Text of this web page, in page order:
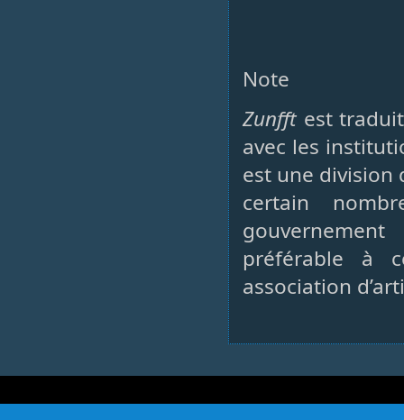
Note
Zunfft est
avec les
est une division
certain
préférable à
association